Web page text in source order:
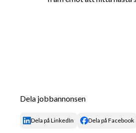
Dela jobbannonsen
Dela på LinkedIn Dela på Facebook